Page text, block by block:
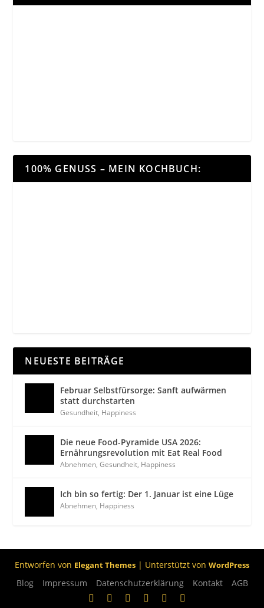
100% GENUSS – MEIN KOCHBUCH:
NEUESTE BEITRÄGE
Februar Selbstfürsorge: Sanft aufwärmen
statt durchstarten
Gesundheit, Happiness
Die neue Food-Pyramide USA 2026:
Ernährungsrevolution mit Eat Real Food
Abnehmen,Gesundheit, Happiness
Ich bin so fertig: Der 1. Januar ist eine Lüge
Abnehmen, Happiness
Entworfen von Elegant Themes | Unterstützt von WordPress
Blog Impressum Datenschutzerklärung Kontakt AGB